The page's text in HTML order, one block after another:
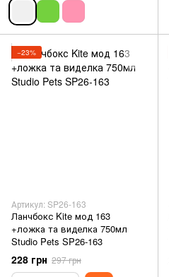
−23%
Артикул: SP26-163
Ланчбокс Kite мод 163
+ложка та виделка 750мл
Studio Pets SP26-163
228 грн 297 грн